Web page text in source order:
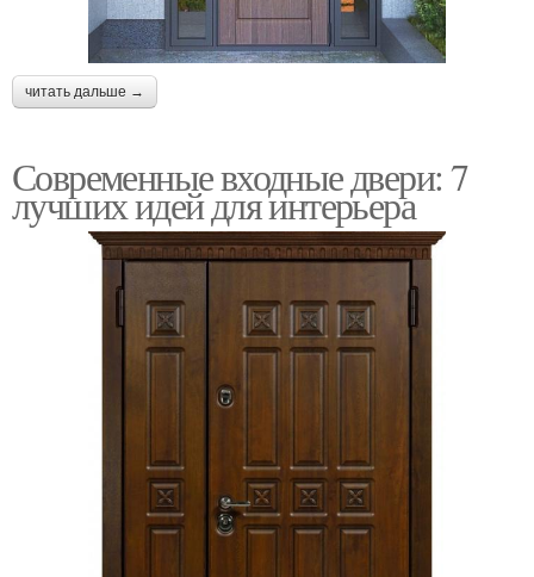
читать дальше →
Современные входные двери: 7
лучших идей для интерьера